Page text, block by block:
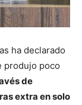
ha declarado
produjo poco
de
extra en solo